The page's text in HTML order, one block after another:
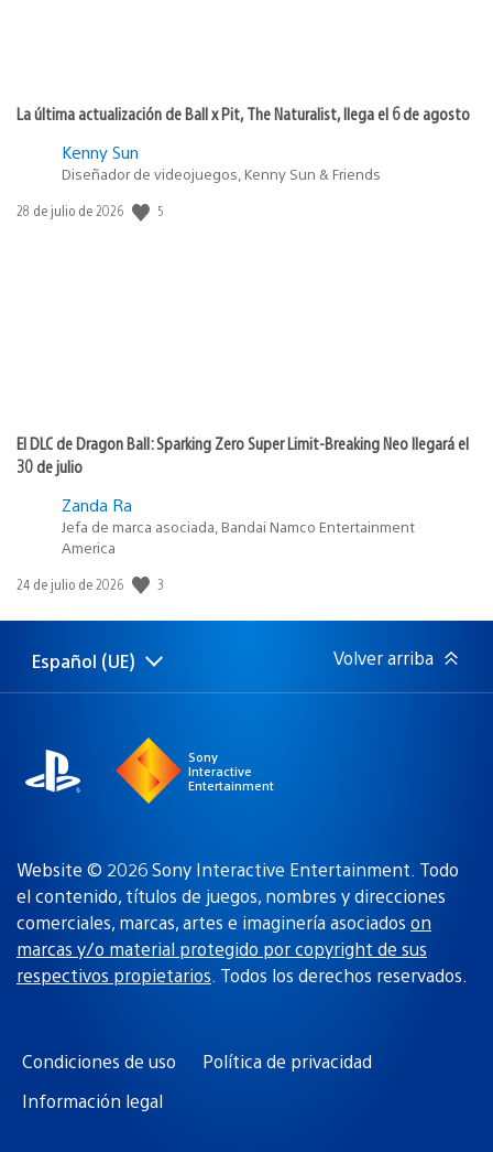
La última actualización de Ball x Pit, The Naturalist, llega el 6 de agosto
Kenny Sun
Diseñador de videojuegos, Kenny Sun & Friends
Fecha
28 de julio de 2026 5
El DLC de Dragon Ball: Sparking Zero Super Limit-Breaking Neo llegará el
30 de julio
Zanda Ra
Jefa de marca asociada, Bandai Namco Entertainment
America
Fecha
publicación:
24 de julio de 2026 3
Selecciona
una
Región
actual:
Español (UE) Volver arriba
Sony
Interactive
Entertainment
Website © 2026 Sony Interactive Entertainment. Todo
el contenido, títulos de juegos, nombres y direcciones
comerciales, marcas, artes e imaginería asociados on
marcas y/o material protegido por copyright de sus
respectivos propietarios. Todos los derechos reservados.
Condiciones de uso
Política de privacidad
Información legal